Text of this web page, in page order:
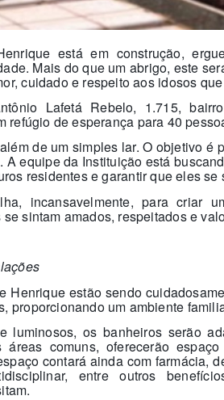
está em construção,
Mais do que um abrigo, este
cuidado e respeito aos idosos
Lafetá Rebelo, 1.715,
refúgio de esperança para 40
de um simples lar. O objetivo é
equipe da Instituição está
residentes e garantir que eles
incansavelmente, para criar
sintam amados, respeitados e
Henrique estão sendo
proporcionando um ambiente
luminosos, os banheiros serão
comuns, oferecerão
contará ainda com farmácia,
entre outros